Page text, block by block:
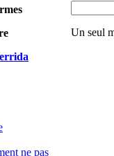
Un seul
ne pas